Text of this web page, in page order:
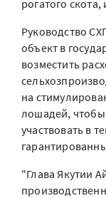
рогатого
Руководство
объект в
возместить
на
лошадей,
участвовать в
"Глава Якутии